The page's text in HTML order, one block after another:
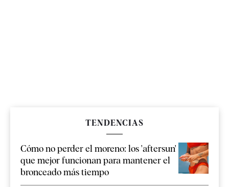
TENDENCIAS
Cómo no perder el moreno: los 'aftersun'
que mejor funcionan para mantener el
bronceado más tiempo